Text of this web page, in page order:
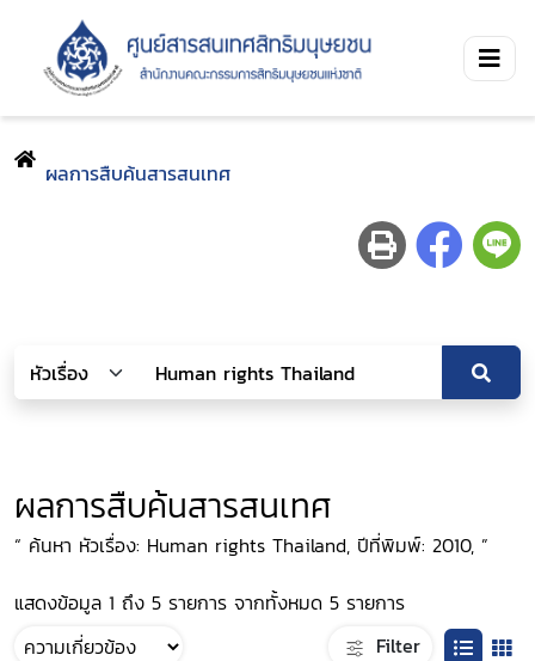
ผลการสืบค้นสารสนเทศ
ผลการสืบค้นสารสนเทศ
“ ค้นหา หัวเรื่อง: Human rights Thailand, ปีที่พิมพ์: 2010, ”
แสดงข้อมูล 1 ถึง 5 รายการ จากทั้งหมด 5 รายการ
Filter